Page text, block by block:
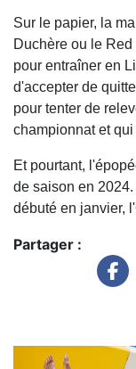
Sur le papier, la
Duchère ou le
pour entraîner en
d'accepter de
pour tenter de
championnat et
Et pourtant,
de saison en
débuté en janvier,
Partager :